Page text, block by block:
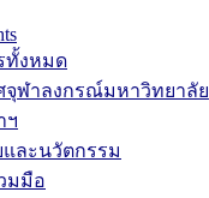
ทั้งหมด
จุฬาลงกรณ์มหาวิทยาลัย
ฯ
และนวัตกรรม
มมือ